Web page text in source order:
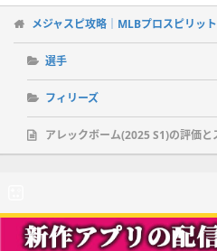
メジャスピ攻略｜MLBプロスピリット
選手
フィリーズ
アレックボーム(2025 S1)の評価と